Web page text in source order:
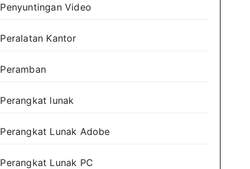
Penyuntingan Video
Peralatan Kantor
Peramban
Perangkat lunak
Perangkat Lunak Adobe
Perangkat Lunak PC